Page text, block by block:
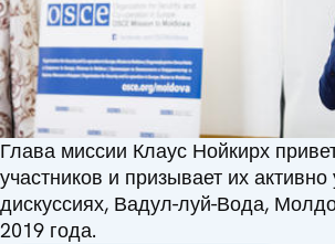
Глава миссии Клаус Нойкирх
участников и призывает их активно
дискуссиях, Вадул-луй-Вода,
2019 года.